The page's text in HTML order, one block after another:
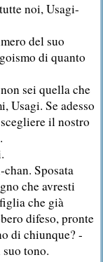
noi, Usagi-
del suo
di quanto
sei quella che
Usagi. Se adesso
il nostro
Sposata
che avresti
che già
difeso, pronte
di chiunque? -
tono.